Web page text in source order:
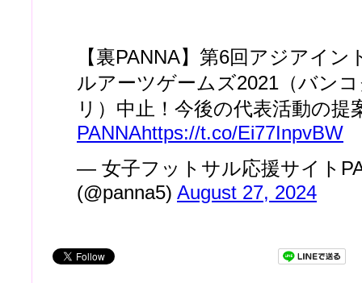
【裏PANNA】第6回アジアイ
ルアーツゲームズ2021（バン
リ）中止！今後の代表活動の提
PANNAhttps://t.co/Ei77InpvBW
— 女子フットサル応援サイト
(@panna5) August 27, 2024